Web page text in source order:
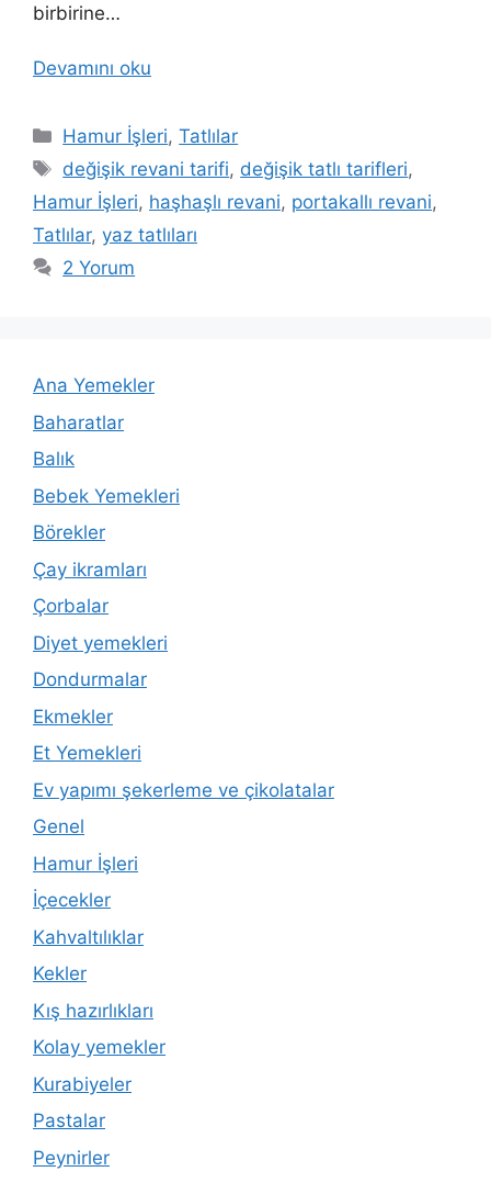
birbirine…
Devamını oku
Kategoriler
Hamur İşleri,Tatlılar
Etiketler
değişik revani tarifi, değişik tatlı tarifleri,
Hamur İşleri, haşhaşlı revani, portakallı revani,
Tatlılar, yaz tatlıları
2 Yorum
Ana Yemekler
Baharatlar
Balık
Bebek Yemekleri
Börekler
Çay ikramları
Çorbalar
Diyet yemekleri
Dondurmalar
Ekmekler
Et Yemekleri
Ev yapımı şekerleme ve çikolatalar
Genel
Hamur İşleri
İçecekler
Kahvaltılıklar
Kekler
Kış hazırlıkları
Kolay yemekler
Kurabiyeler
Pastalar
Peynirler